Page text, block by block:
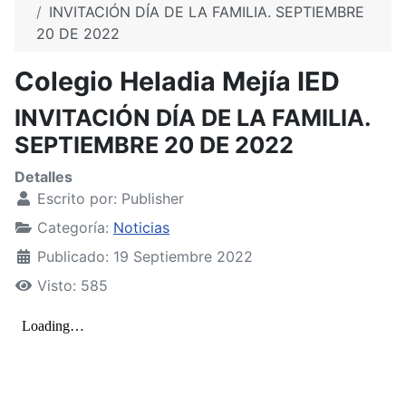
INVITACIÓN DÍA DE LA FAMILIA. SEPTIEMBRE
20 DE 2022
Colegio Heladia Mejía IED
INVITACIÓN DÍA DE LA FAMILIA.
SEPTIEMBRE 20 DE 2022
Detalles
Escrito por: Publisher
Categoría: Noticias
Publicado: 19 Septiembre 2022
Visto: 585